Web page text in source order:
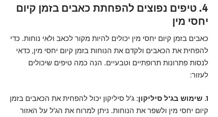
4. טיפים נפוצים להפחתת כאבים בזמן קיום
יחסי מין
כאבים בזמן קיום יחסי מין יכולים להיות מקור לכאב ולאי נוחות. כדי
להפחית את הכאבים ולקדם את הנוחות בזמן קיום יחסי מין, כדאי
לנסות פתרונות תרופתיים וטבעיים. הנה כמה טיפים שיכולים
לעזור:
1. שימוש בג'ל סיליקון:
ג'ל סיליקון יכול להפחית את הכאבים בזמן
קיום יחסי מין ולשפר את הנוחות. ניתן למרוח את הג'ל על האזור